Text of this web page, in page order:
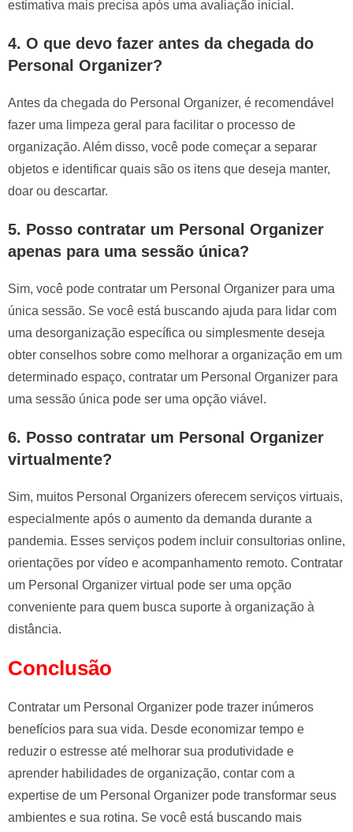
estimativa mais precisa após uma avaliação inicial.
4. O que devo fazer antes da chegada do
Personal Organizer?
Antes da chegada do Personal Organizer, é recomendável
fazer uma limpeza geral para facilitar o processo de
organização. Além disso, você pode começar a separar
objetos e identificar quais são os itens que deseja manter,
doar ou descartar.
5. Posso contratar um Personal Organizer
apenas para uma sessão única?
Sim, você pode contratar um Personal Organizer para uma
única sessão. Se você está buscando ajuda para lidar com
uma desorganização específica ou simplesmente deseja
obter conselhos sobre como melhorar a organização em um
determinado espaço, contratar um Personal Organizer para
uma sessão única pode ser uma opção viável.
6. Posso contratar um Personal Organizer
virtualmente?
Sim, muitos Personal Organizers oferecem serviços virtuais,
especialmente após o aumento da demanda durante a
pandemia. Esses serviços podem incluir consultorias online,
orientações por vídeo e acompanhamento remoto. Contratar
um Personal Organizer virtual pode ser uma opção
conveniente para quem busca suporte à organização à
distância.
Conclusão
Contratar um Personal Organizer pode trazer inúmeros
benefícios para sua vida. Desde economizar tempo e
reduzir o estresse até melhorar sua produtividade e
aprender habilidades de organização, contar com a
expertise de um Personal Organizer pode transformar seus
ambientes e sua rotina. Se você está buscando mais